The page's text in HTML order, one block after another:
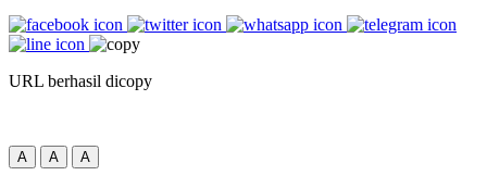
URL berhasil dicopy
A A A